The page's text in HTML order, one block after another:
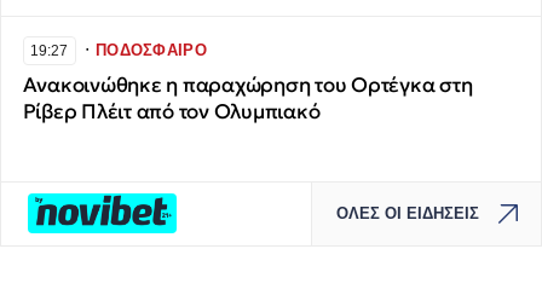
19:27 ∙ΠΟΔΟΣΦΑΙΡΟ
Ανακοινώθηκε η παραχώρηση του Ορτέγκα στη
Ρίβερ Πλέιτ από τον Ολυμπιακό
ΟΛΕΣ ΟΙ ΕΙΔΗΣΕΙΣ